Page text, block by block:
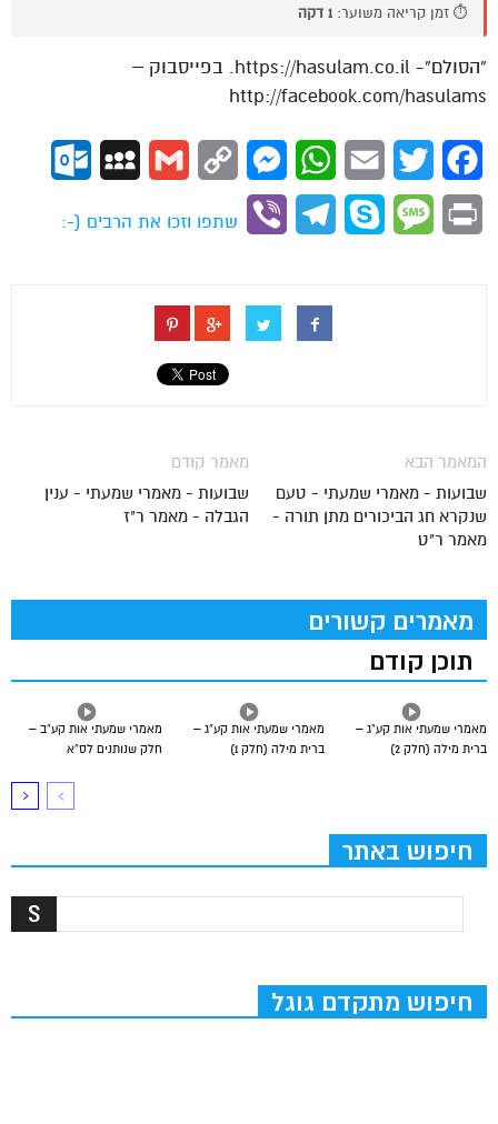
⏱️ זמן קריאה משוער: 1 דקה
“הסולם”- https://hasulam.co.il. בפייסבוק –
http://facebook.com/hasulams
Facebook
Twitter
Email
WhatsApp
Messenger
Copy
Gmail
MySpace
Print
Message
Skype
Telegram
Viber
שתפו וזכו את הרבים (-:
מאמר קודם
שבועות - מאמרי שמעתי - ענין
הגבלה - מאמר ר"ז
המאמר הבא
שבועות - מאמרי שמעתי - טעם
שנקרא חג הביכורים מתן תורה -
מאמר ר"ט
מאמרים קשורים
תוכן קודם
מאמרי שמעתי אות קע”ב –
חלק שנותנים לס”א
מאמרי שמעתי אות קע”ג –
ברית מילה (חלק 1)
מאמרי שמעתי אות קע”ג –
ברית מילה (חלק 2)
חיפוש באתר
חיפוש מתקדם גוגל